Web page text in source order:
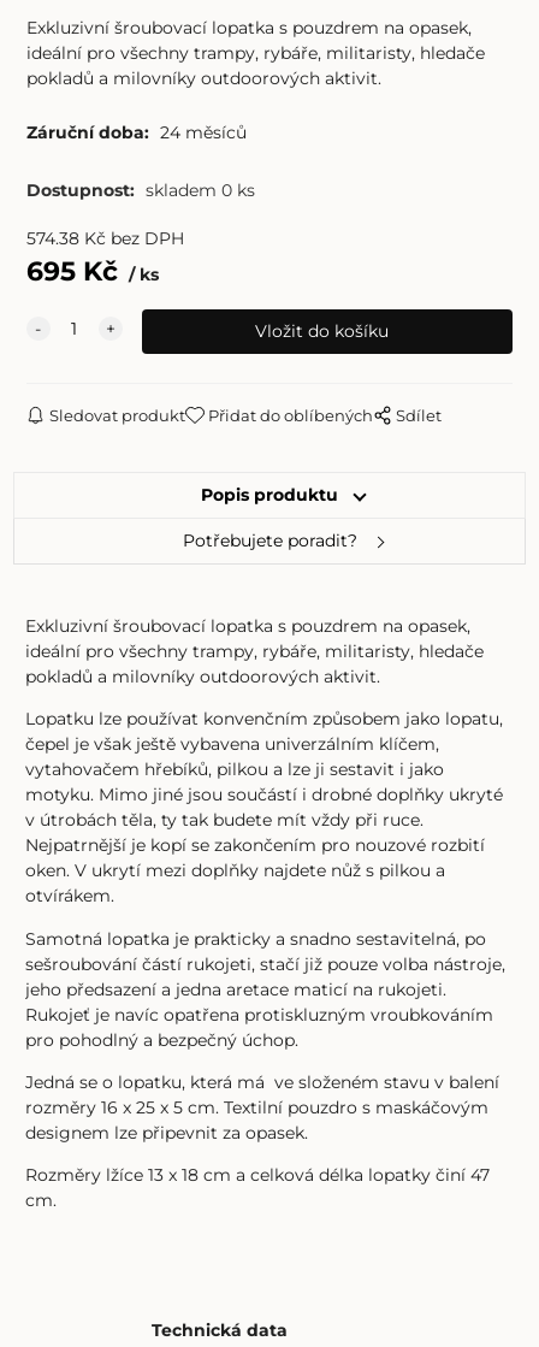
Exkluzivní šroubovací lopatka s pouzdrem na opasek,
ideální pro všechny trampy, rybáře, militaristy, hledače
pokladů a milovníky outdoorových aktivit.
Záruční doba: 24 měsíců
Dostupnost: skladem 0 ks
574.38Kč bez DPH
695Kč ks
Sledovat produkt Přidat do oblíbených Sdílet
Popis produktu
Potřebujete poradit?
Exkluzivní šroubovací lopatka s pouzdrem na opasek,
ideální pro všechny trampy, rybáře, militaristy, hledače
pokladů a milovníky outdoorových aktivit.
Lopatku lze používat konvenčním způsobem jako lopatu,
čepel je však ještě vybavena univerzálním klíčem,
vytahovačem hřebíků, pilkou a lze ji sestavit i jako
motyku. Mimo jiné jsou součástí i drobné doplňky ukryté
v útrobách těla, ty tak budete mít vždy při ruce.
Nejpatrnější je kopí se zakončením pro nouzové rozbití
oken. V ukrytí mezi doplňky najdete nůž s pilkou a
otvírákem.
Samotná lopatka je prakticky a snadno sestavitelná, po
sešroubování částí rukojeti, stačí již pouze volba nástroje,
jeho předsazení a jedna aretace maticí na rukojeti.
Rukojeť je navíc opatřena protiskluzným vroubkováním
pro pohodlný a bezpečný úchop.
Jedná se o lopatku, která má ve složeném stavu v balení
rozměry 16 x 25 x 5 cm. Textilní pouzdro s maskáčovým
designem lze připevnit za opasek.
Rozměry lžíce 13 x 18 cm a celková délka lopatky činí 47
cm.
Technická data